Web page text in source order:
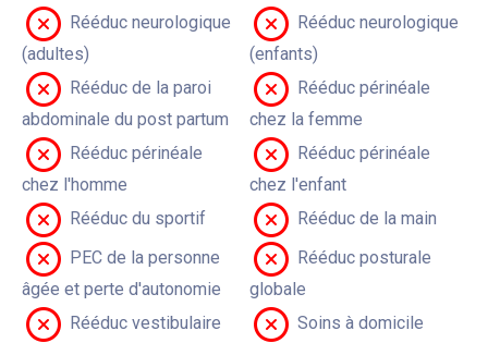
Rééduc neurologique
(adultes)
Rééduc neurologique
(enfants)
Rééduc de la paroi
abdominale du post partum
Rééduc périnéale
chez la femme
Rééduc périnéale
chez l'homme
Rééduc périnéale
chez l'enfant
Rééduc du sportif
Rééduc de la main
PEC de la personne
âgée et perte d'autonomie
Rééduc posturale
globale
Rééduc vestibulaire
Soins à domicile